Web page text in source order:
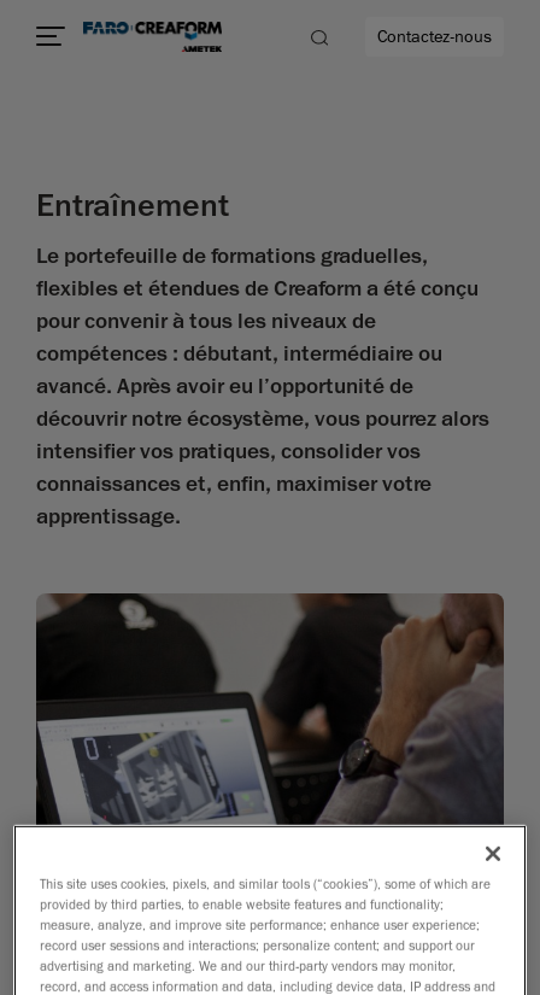
encore
Contactez-nous
Entraînement
Le portefeuille de formations graduelles,
flexibles et étendues de Creaform a été conçu
pour convenir à tous les niveaux de
compétences : débutant, intermédiaire ou
avancé. Après avoir eu l’opportunité de
découvrir notre écosystème, vous pourrez alors
intensifier vos pratiques, consolider vos
connaissances et, enfin, maximiser votre
apprentissage.
This site uses cookies, pixels, and similar tools (“cookies”), some of which are
provided by third parties, to enable website features and functionality;
measure, analyze, and improve site performance; enhance user experience;
record user sessions and interactions; personalize content; and support our
advertising and marketing. We and our third-party vendors may monitor,
record, and access information and data, including device data, IP address and